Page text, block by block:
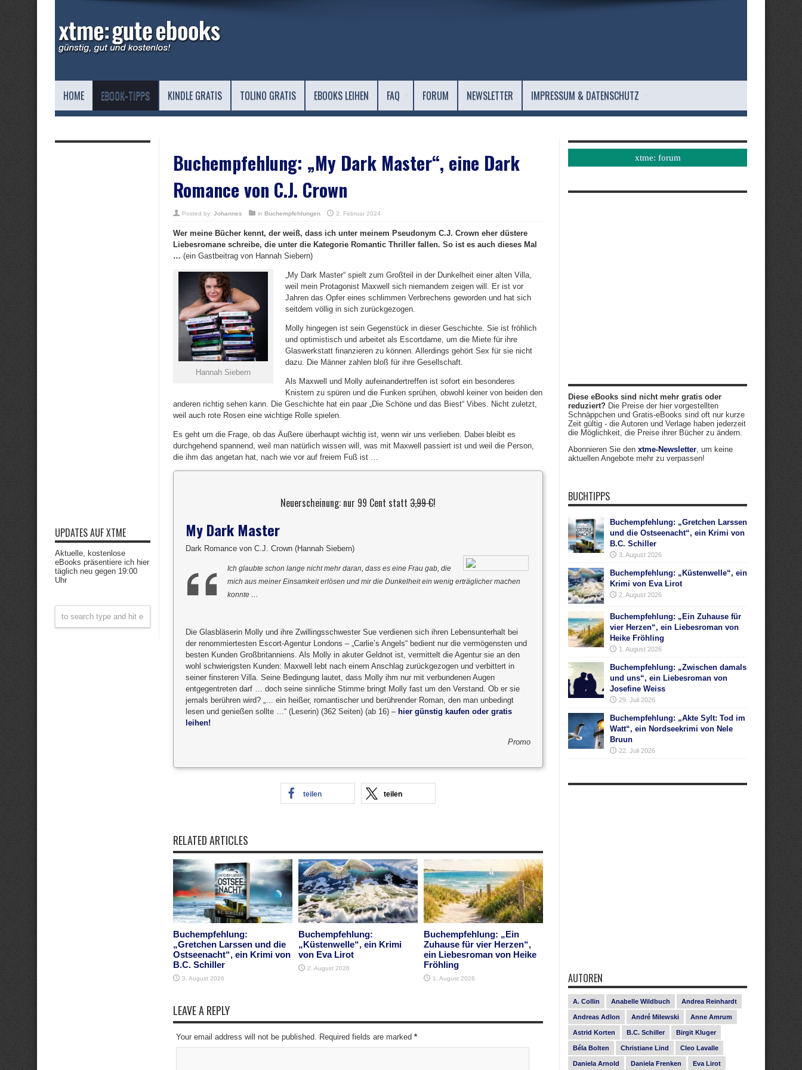
HOME EBOOK-TIPPS KINDLE GRATIS TOLINO GRATIS EBOOKS LEIHEN FAQ FORUM NEWSLETTER IMPRESSUM & DATENSCHUTZ
Buchempfehlung: „My Dark Master“, eine Dark
Romance von C.J. Crown
Posted by: Johannes in Buchempfehlungen 2. Februar 2024
Wer meine Bücher kennt, der weiß, dass ich unter meinem Pseudonym C.J. Crown eher düstere
Liebesromane schreibe, die unter die Kategorie Romantic Thriller fallen. So ist es auch dieses Mal
… (ein Gastbeitrag von Hannah Siebern)
Hannah Siebern
„My Dark Master“ spielt zum Großteil in der Dunkelheit einer alten Villa,
weil mein Protagonist Maxwell sich niemandem zeigen will. Er ist vor
Jahren das Opfer eines schlimmen Verbrechens geworden und hat sich
seitdem völlig in sich zurückgezogen.
Molly hingegen ist sein Gegenstück in dieser Geschichte. Sie ist fröhlich
und optimistisch und arbeitet als Escortdame, um die Miete für ihre
Glaswerkstatt finanzieren zu können. Allerdings gehört Sex für sie nicht
dazu. Die Männer zahlen bloß für ihre Gesellschaft.
Als Maxwell und Molly aufeinandertreffen ist sofort ein besonderes
Knistern zu spüren und die Funken sprühen, obwohl keiner von beiden den
anderen richtig sehen kann. Die Geschichte hat ein paar „Die Schöne und das Biest“ Vibes. Nicht zuletzt,
weil auch rote Rosen eine wichtige Rolle spielen.
Es geht um die Frage, ob das Äußere überhaupt wichtig ist, wenn wir uns verlieben. Dabei bleibt es
durchgehend spannend, weil man natürlich wissen will, was mit Maxwell passiert ist und weil die Person,
die ihm das angetan hat, nach wie vor auf freiem Fuß ist …
Neuerscheinung: nur 99 Cent statt 3,99 €!
My Dark Master
Dark Romance von C.J. Crown (Hannah Siebern)
Ich glaubte schon lange nicht mehr daran, dass es eine Frau gab, die
mich aus meiner Einsamkeit erlösen und mir die Dunkelheit ein wenig erträglicher machen
konnte …
Die Glasbläserin Molly und ihre Zwillingsschwester Sue verdienen sich ihren Lebensunterhalt bei
der renommiertesten Escort-Agentur Londons – „Carlie’s Angels“ bedient nur die vermögensten und
besten Kunden Großbritanniens. Als Molly in akuter Geldnot ist, vermittelt die Agentur sie an den
wohl schwierigsten Kunden: Maxwell lebt nach einem Anschlag zurückgezogen und verbittert in
seiner finsteren Villa. Seine Bedingung lautet, dass Molly ihm nur mit verbundenen Augen
entgegentreten darf … doch seine sinnliche Stimme bringt Molly fast um den Verstand. Ob er sie
jemals berühren wird? „… ein heißer, romantischer und berührender Roman, den man unbedingt
lesen und genießen sollte …“ (Leserin) (362 Seiten) (ab 16) – hier günstig kaufen oder gratis
leihen!
Promo
teilen teilen
RELATED ARTICLES
Buchempfehlung:
„Gretchen Larssen und die
Ostseenacht“, ein Krimi von
B.C. Schiller
3. August 2026
Buchempfehlung:
„Küstenwelle“, ein Krimi
von Eva Lirot
2. August 2026
Buchempfehlung: „Ein
Zuhause für vier Herzen“,
ein Liebesroman von Heike
Fröhling
1. August 2026
LEAVE A REPLY
Your email address will not be published. Required fields are marked *
UPDATES AUF XTME
Aktuelle, kostenlose
eBooks präsentiere ich hier
täglich neu gegen 19:00
Uhr
xtme: forum
Diese eBooks sind nicht mehr gratis oder
reduziert? Die Preise der hier vorgestellten
Schnäppchen und Gratis-eBooks sind oft nur kurze
Zeit gültig - die Autoren und Verlage haben jederzeit
die Möglichkeit, die Preise ihrer Bücher zu ändern.
Abonnieren Sie den xtme-Newsletter, um keine
aktuellen Angebote mehr zu verpassen!
BUCHTIPPS
Buchempfehlung: „Gretchen Larssen
und die Ostseenacht“, ein Krimi von
B.C. Schiller
3. August 2026
Buchempfehlung: „Küstenwelle“, ein
Krimi von Eva Lirot
2. August 2026
Buchempfehlung: „Ein Zuhause für
vier Herzen“, ein Liebesroman von
Heike Fröhling
1. August 2026
Buchempfehlung: „Zwischen damals
und uns“, ein Liebesroman von
Josefine Weiss
29. Juli 2026
Buchempfehlung: „Akte Sylt: Tod im
Watt“, ein Nordseekrimi von Nele
Bruun
22. Juli 2026
AUTOREN
A. Collin Anabelle Wildbuch Andrea Reinhardt
Andreas Adlon André Milewski Anne Amrum
Astrid Korten B.C. Schiller Birgit Kluger
Béla Bolten Christiane Lind Cleo Lavalle
Daniela Arnold Daniela Frenken Eva Lirot